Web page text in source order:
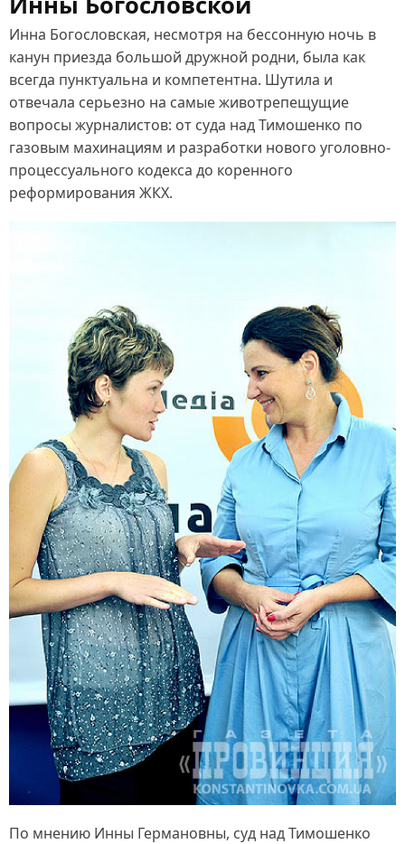
Инна Богословская, несмотря на бессонную ночь в
канун приезда большой дружной родни, была как
всегда пунктуальна и компетентна. Шутила и
отвечала серьезно на самые животрепещущие
вопросы журналистов: от суда над Тимошенко по
газовым махинациям и разработки нового уголовно-
процессуального кодекса до коренного
реформирования ЖКХ.
По мнению Инны Германовны, суд над Тимошенко